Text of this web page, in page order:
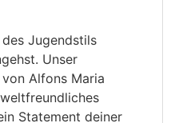
Jugendstils
Unser
Alfons Maria
Statement deiner